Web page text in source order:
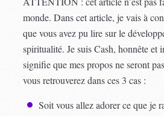
monde. Dans cet article, je vais à
que vous avez pu lire sur le
spiritualité. Je suis Cash, honnête et
signifie que mes propos ne seront
vous retrouverez dans ces 3 cas :
Soit vous allez adorer ce que je